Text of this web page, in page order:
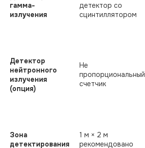
гамма-
излучения
детектор со
сцинтиллятором
Детектор
нейтронного
излучения
(опция)
He
пропорциональный
счетчик
Зона
детектирования
1 м × 2 м
рекомендовано